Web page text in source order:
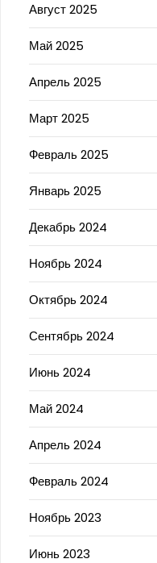
Август 2025
Май 2025
Апрель 2025
Март 2025
Февраль 2025
Январь 2025
Декабрь 2024
Ноябрь 2024
Октябрь 2024
Сентябрь 2024
Июнь 2024
Май 2024
Апрель 2024
Февраль 2024
Ноябрь 2023
Июнь 2023